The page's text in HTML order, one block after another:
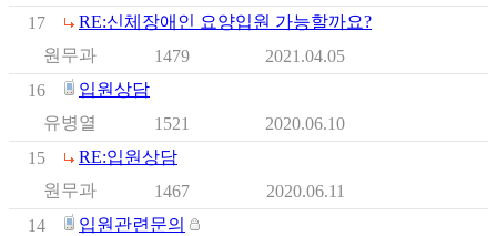
17
RE:신체장애인 요양입원 가능할까요?
원무과
1479
2021.04.05
16
입원상담
유병열
1521
2020.06.10
15
RE:입원상담
원무과
1467
2020.06.11
14
입원관련문의